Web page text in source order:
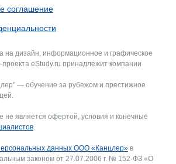
соглашение
на дизайн, информационное и графическое
eStudy.ru принадлежит компании
— обучение за рубежом и престижное
не является офертой, условия и конечные
.
данных ООО «Канцлер» в
законом от 27.07.2006 г. № 152-ФЗ «О